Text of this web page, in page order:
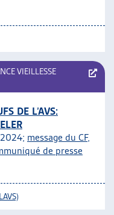
VIEILLESSE
DE L’AVS:
message du CF,
de presse